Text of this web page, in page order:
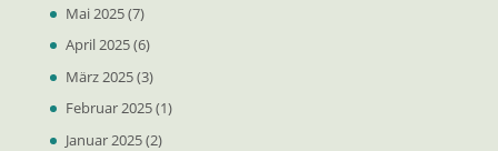
Mai 2025(7)
April 2025(6)
März 2025(3)
Februar 2025(1)
Januar 2025(2)